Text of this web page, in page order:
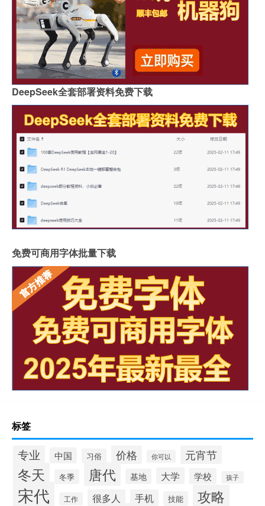
DeepSeek全套部署资料免费下载
免费可商用字体批量下载
标签
专业 中国 习俗 价格 你可以 元宵节
冬天 冬季 唐代 基地 大学 学校 孩子
宋代 工作 很多人 手机 技能 攻略